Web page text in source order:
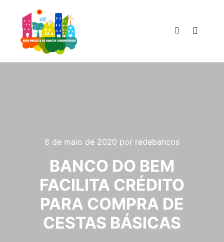
8 de maio de 2020 por redebancos
BANCO DO BEM
FACILITA CRÉDITO
PARA COMPRA DE
CESTAS BÁSICAS